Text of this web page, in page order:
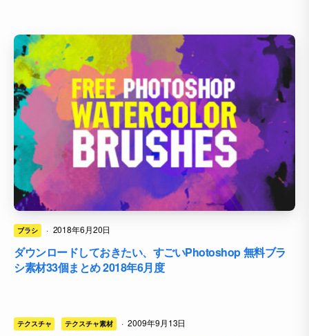
ブラシ · 2018年6月20日
ダウンロードしておきたい、すごいPhotoshop 無料ブラ
シ素材33個まとめ 2018年6月度
テクスチャ テクスチャ素材 · 2009年9月13日